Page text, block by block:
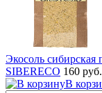
Экосоль
SIBERECO 160 руб.
В